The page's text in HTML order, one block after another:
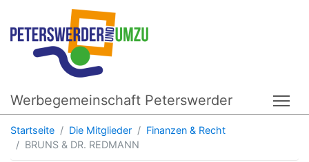
Werbegemeinschaft Peterswerder
Startseite Die Mitglieder
Finanzen & Recht
BRUNS & DR. REDMANN